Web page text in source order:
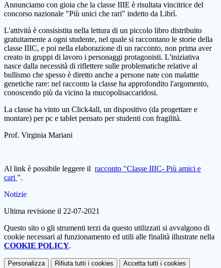
Annunciamo con gioia che la classe IIIE è risultata vincitrice del
concorso nazionale "Più unici che rari" indetto da Librì.
L'attività è consisistita nella lettura di un piccolo libro distribuito
gratuitamente a ogni studente, nel quale si raccontano le storie della
classe IIIC, e poi nella elaborazione di un racconto, non prima aver
creato in gruppi di lavoro i personaggi protagonisti. L'iniziativa
nasce dalla necessità di riflettere sulle problematiche relative al
bullismo che spesso è diretto anche a persone nate con malattie
genetiche rare: nel racconto la classe ha approfondito l'argomento,
conoscendo più da vicino la mucopolisaccaridosi.
La classe ha vinto un Click4all, un dispositivo (da progettare e
montare) per pc e tablet pensato per studenti con fragilità.
Prof. Virginia Mariani
Al link è possibile leggere il racconto "Classe IIIC- Più amici e
cari ".
Notizie
Ultima revisione il 22-07-2021
Questo sito o gli strumenti terzi da questo utilizzati si avvalgono di
cookie necessari al funzionamento ed utili alle finalità illustrate nella
COOKIE POLICY.
Personalizza Rifiuta tutti i cookies Accetta tutti i cookies